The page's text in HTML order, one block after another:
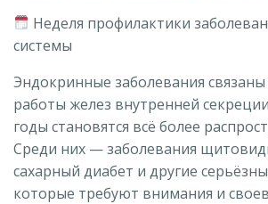
Неделя профилактики
системы
Эндокринные заболевания
работы желез внутренней
годы становятся всё более
Среди них — заболевания
сахарный диабет и другие
которые требуют внимания и